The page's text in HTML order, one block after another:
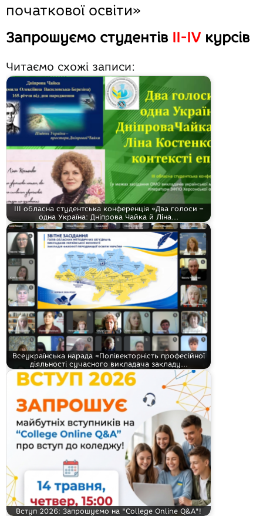
початкової освіти»
Запрошуємо студентів II-IV курсів
Читаємо схожі записи:
ІІІ обласна студентська конференція «Два голоси –
одна Україна: Дніпрова Чайка й Ліна…
Всеукраїнська нарада «Полівекторність професійної
діяльності сучасного викладача закладу…
Вступ 2026: Запрошуємо на "College Online Q&A"!